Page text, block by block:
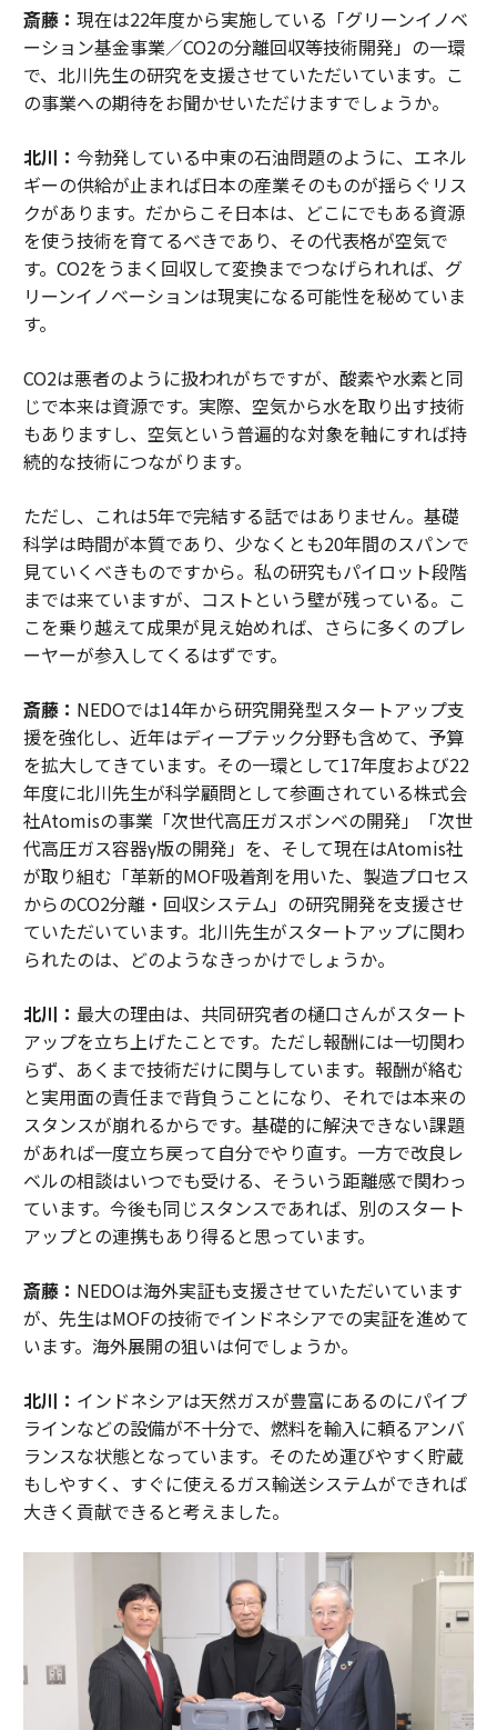
斎藤： 現在は22年度から実施している「グリーンイノベ
ーション基金事業／CO2の分離回収等技術開発」の一環
で、北川先生の研究を支援させていただいています。こ
の事業への期待をお聞かせいただけますでしょうか。
北川： 今勃発している中東の石油問題のように、エネル
ギーの供給が止まれば日本の産業そのものが揺らぐリス
クがあります。だからこそ日本は、どこにでもある資源
を使う技術を育てるべきであり、その代表格が空気で
す。CO2をうまく回収して変換までつなげられれば、グ
リーンイノベーションは現実になる可能性を秘めていま
す。
CO2は悪者のように扱われがちですが、酸素や水素と同
じで本来は資源です。実際、空気から水を取り出す技術
もありますし、空気という普遍的な対象を軸にすれば持
続的な技術につながります。
ただし、これは5年で完結する話ではありません。基礎
科学は時間が本質であり、少なくとも20年間のスパンで
見ていくべきものですから。私の研究もパイロット段階
までは来ていますが、コストという壁が残っている。こ
こを乗り越えて成果が見え始めれば、さらに多くのプレ
ーヤーが参入してくるはずです。
斎藤： NEDOでは14年から研究開発型スタートアップ支
援を強化し、近年はディープテック分野も含めて、予算
を拡大してきています。その一環として17年度および22
年度に北川先生が科学顧問として参画されている株式会
社Atomisの事業「次世代高圧ガスボンベの開発」「次世
代高圧ガス容器γ版の開発」を、そして現在はAtomis社
が取り組む「革新的MOF吸着剤を用いた、製造プロセス
からのCO2分離・回収システム」の研究開発を支援させ
ていただいています。北川先生がスタートアップに関わ
られたのは、どのようなきっかけでしょうか。
北川： 最大の理由は、共同研究者の樋口さんがスタート
アップを立ち上げたことです。ただし報酬には一切関わ
らず、あくまで技術だけに関与しています。報酬が絡む
と実用面の責任まで背負うことになり、それでは本来の
スタンスが崩れるからです。基礎的に解決できない課題
があれば一度立ち戻って自分でやり直す。一方で改良レ
ベルの相談はいつでも受ける、そういう距離感で関わっ
ています。今後も同じスタンスであれば、別のスタート
アップとの連携もあり得ると思っています。
斎藤： NEDOは海外実証も支援させていただいています
が、先生はMOFの技術でインドネシアでの実証を進めて
います。海外展開の狙いは何でしょうか。
北川： インドネシアは天然ガスが豊富にあるのにパイプ
ラインなどの設備が不十分で、燃料を輸入に頼るアンバ
ランスな状態となっています。そのため運びやすく貯蔵
もしやすく、すぐに使えるガス輸送システムができれば
大きく貢献できると考えました。